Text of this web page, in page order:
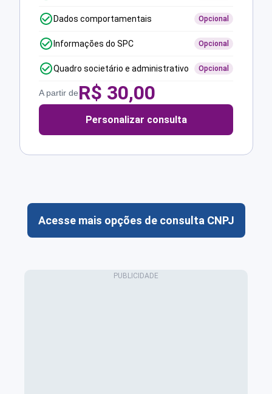
Dados comportamentais Opcional
Informações do SPC Opcional
Quadro societário e administrativo Opcional
A partir deR$ 30,00
Personalizar consulta
Acesse mais opções de consulta CNPJ